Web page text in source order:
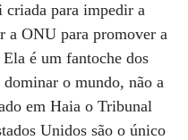
para impedir a
a ONU para promover a
é um fantoche dos
o mundo, não a
em Haia o Tribunal
Unidos são o único